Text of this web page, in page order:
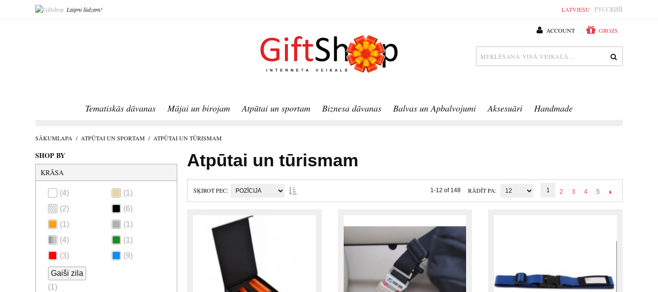
Laipni lūdzam! LATVIEŠU РУССКИЙ
ACCOUNT GROZS
Tematiskās dāvanas Mājai un birojam Atpūtai un sportam Biznesa dāvanas Balvas un Apbalvojumi Aksesuāri Handmade
SĀKUMLAPA / ATPŪTAI UN SPORTAM / ATPŪTAI UN TŪRISMAM
SHOP BY
KRĀSA
(4)
(1)
(2)
(6)
(1)
(1)
(4)
(1)
(3)
(9)
Gaiši zila
(1)
Atpūtai un tūrismam
ŠĶIROT PEC 1-12 of 148 RĀDĪT PA 1 2 3 4 5